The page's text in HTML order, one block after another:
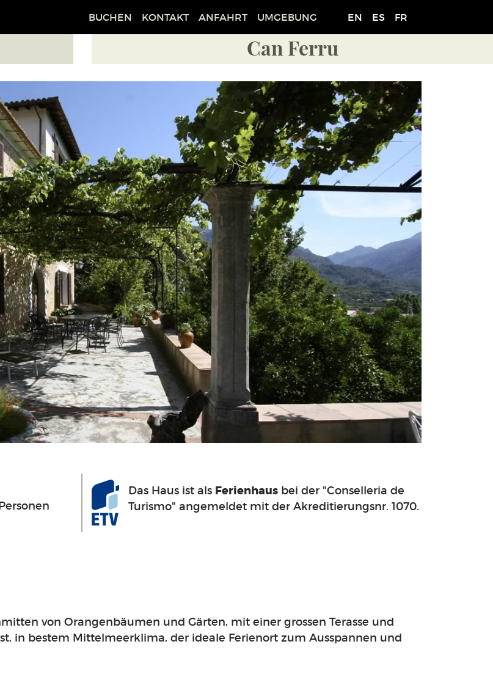
BUCHEN KONTAKT ANFAHRT UMGEBUNG EN ES FR
Can Ferru
Das Haus ist als Ferienhaus bei der "Conselleria de
Turismo" angemeldet mit der Akreditierungsnr. 1070.
von Orangenbäumen und Gärten, mit einer grossen Terasse und
in bestem Mittelmeerklima, der ideale Ferienort zum Ausspannen und